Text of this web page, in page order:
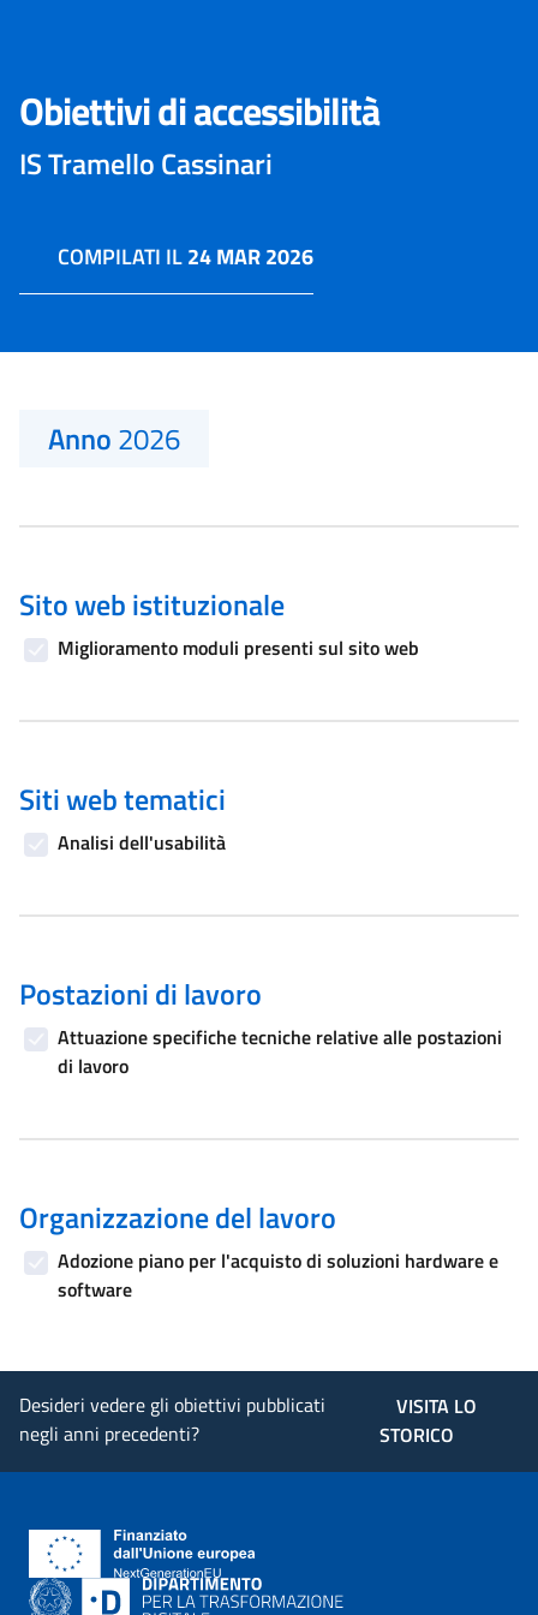
Obiettivi di accessibilità
IS Tramello Cassinari
COMPILATI IL24 MAR 2026
Anno2026
Sito web istituzionale
Miglioramento moduli presenti sul sito web
Siti web tematici
Analisi dell'usabilità
Postazioni di lavoro
Attuazione specifiche tecniche relative alle postazioni
di lavoro
Organizzazione del lavoro
Adozione piano per l'acquisto di soluzioni hardware e
software
Desideri vedere gli obiettivi pubblicati
negli anni precedenti?
VISITA LO
STORICO